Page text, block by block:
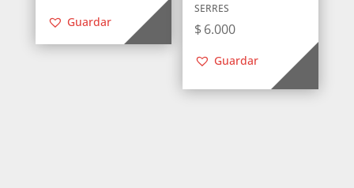
original
era:
precio
es:
Guardar
SERRES
$ 6.000
Guardar